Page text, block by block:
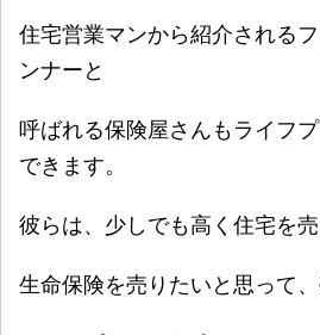
住宅営業マンから紹介される
ンナーと
呼ばれる保険屋さんもライフ
できます。
彼らは、少しでも高く住宅を売
生命保険を売りたいと思って